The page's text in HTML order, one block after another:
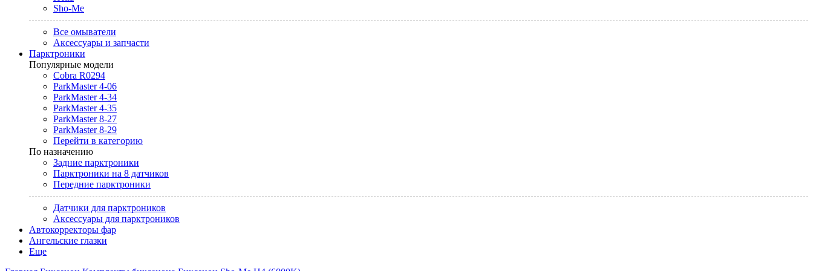
Sho-Me
Все омыватели
Аксессуары и запчасти
Парктроники
Популярные модели
Cobra R0294
ParkMaster 4-06
ParkMaster 4-34
ParkMaster 4-35
ParkMaster 8-27
ParkMaster 8-29
Перейти в категорию
По назначению
Задние парктроники
Парктроники на 8 датчиков
Передние парктроники
Датчики для парктроников
Аксессуары для парктроников
Автокорректоры фар
Ангельские глазки
Еще